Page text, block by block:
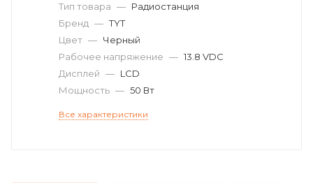
Тип товара — Радиостанция
Бренд — TYT
Цвет — Черный
Рабочее напряжение — 13.8 VDC
Дисплей — LCD
Мощность — 50 Вт
Все характеристики